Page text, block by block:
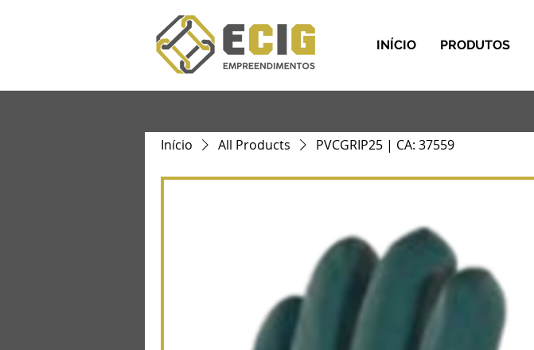
INÍCIO PRODUTOS
Início All Products PVCGRIP25 | CA: 37559